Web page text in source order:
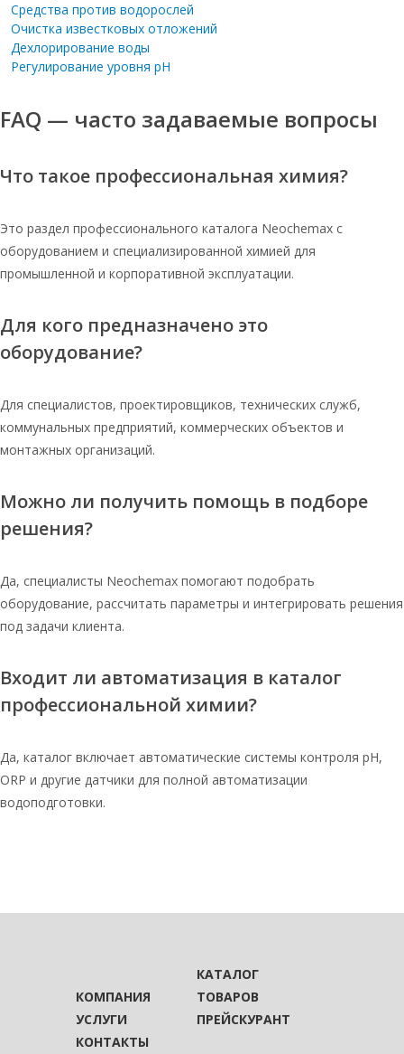
Таблетированная соль мозырьсоль
мешок 25
Таблетированная соль для воды в
мешках
воды 25 кг
25кг
Соль таблетированная 10кг
Средства против водорослей
Очистка известковых отложений
Дехлорирование воды
Регулирование уровня pH
FAQ — часто задаваемые вопросы
Что такое профессиональная химия?
Это раздел профессионального каталога Neochemax с
оборудованием и специализированной химией для
промышленной и корпоративной эксплуатации.
Для кого предназначено это
оборудование?
Для специалистов, проектировщиков, технических служб,
коммунальных предприятий, коммерческих объектов и
монтажных организаций.
Можно ли получить помощь в подборе
решения?
Да, специалисты Neochemax помогают подобрать
оборудование, рассчитать параметры и интегрировать решения
под задачи клиента.
Входит ли автоматизация в каталог
профессиональной химии?
Да, каталог включает автоматические системы контроля pH,
ORP и другие датчики для полной автоматизации
водоподготовки.
КОМПАНИЯ
КАТАЛОГ
ТОВАРОВ
УСЛУГИ
ПРЕЙСКУРАНТ
КОНТАКТЫ